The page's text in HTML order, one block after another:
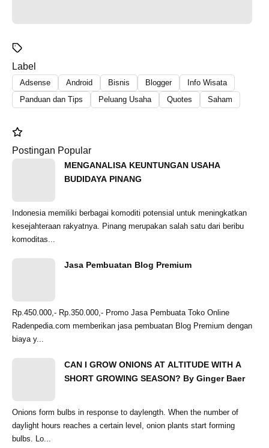
Label
Adsense Android Bisnis Blogger
Info Wisata
Panduan dan Tips
Peluang Usaha Quotes Saham
Postingan Popular
MENGANALISA KEUNTUNGAN USAHA
BUDIDAYA PINANG
Indonesia memiliki berbagai komoditi potensial untuk meningkatkan
kesejahteraan rakyatnya. Pinang merupakan salah satu dari beribu
komoditas...
Jasa Pembuatan Blog Premium
Rp.450.000,- Rp.350.000,- Promo Jasa Pembuata Toko Online
Radenpedia.com memberikan jasa pembuatan Blog Premium dengan
biaya y...
CAN I GROW ONIONS AT ALTITUDE WITH A
SHORT GROWING SEASON? By Ginger Baer
Onions form bulbs in response to daylength. When the number of
daylight hours reaches a certain level, onion plants start forming
bulbs. Lo...